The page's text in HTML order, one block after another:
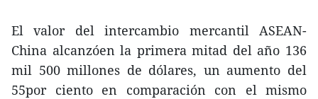
El valor del intercambio mercantil ASEAN-
China alcanzóen la primera mitad del año 136
mil 500 millones de dólares, un aumento del
55por ciento en comparación con el mismo